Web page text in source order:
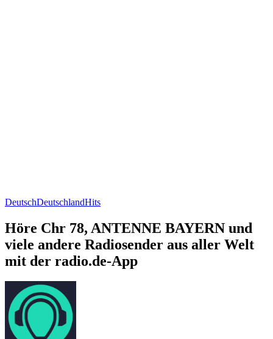
DeutschDeutschlandHits
Höre Chr 78, ANTENNE BAYERN und
viele andere Radiosender aus aller Welt
mit der radio.de-App